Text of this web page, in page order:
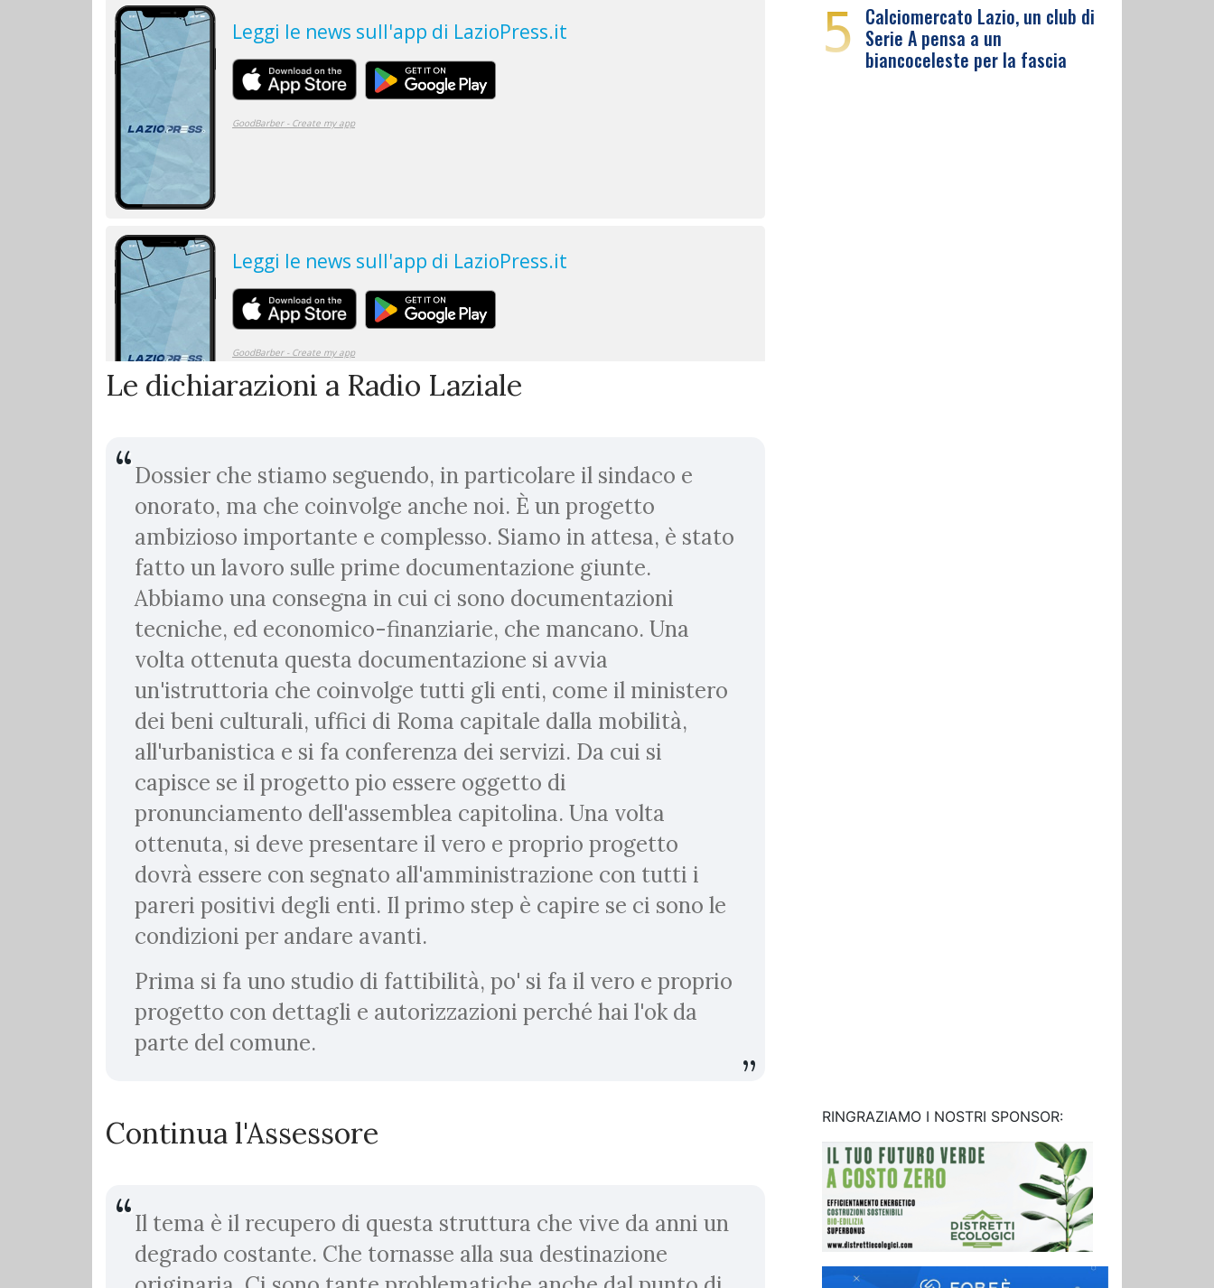
Le dichiarazioni a Radio Laziale
Dossier che stiamo seguendo, in particolare il sindaco e
onorato, ma che coinvolge anche noi. È un progetto
ambizioso importante e complesso. Siamo in attesa, è stato
fatto un lavoro sulle prime documentazione giunte.
Abbiamo una consegna in cui ci sono documentazioni
tecniche, ed economico-finanziarie, che mancano. Una
volta ottenuta questa documentazione si avvia
un'istruttoria che coinvolge tutti gli enti, come il ministero
dei beni culturali, uffici di Roma capitale dalla mobilità,
all'urbanistica e si fa conferenza dei servizi. Da cui si
capisce se il progetto pio essere oggetto di
pronunciamento dell'assemblea capitolina. Una volta
ottenuta, si deve presentare il vero e proprio progetto
dovrà essere con segnato all'amministrazione con tutti i
pareri positivi degli enti. Il primo step è capire se ci sono le
condizioni per andare avanti.
Prima si fa uno studio di fattibilità, po' si fa il vero e proprio
progetto con dettagli e autorizzazioni perché hai l'ok da
parte del comune.
Continua l'Assessore
Il tema è il recupero di questa struttura che vive da anni un
degrado costante. Che tornasse alla sua destinazione
5 Calciomercato Lazio, un club di
Serie A pensa a un
biancoceleste per la fascia
RINGRAZIAMO I NOSTRI SPONSOR: